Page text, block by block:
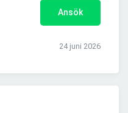
Ansök
24 juni 2026